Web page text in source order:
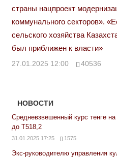
страны нацпроект
коммунального секторов».
сельского хозяйства
был приближен к власти»
27.01.2025 12:00 40536
НОВОСТИ
Средневзвешенный курс тенге
до Т518,2
31.01.2025 17:25 1575
Экс-руководителю управления